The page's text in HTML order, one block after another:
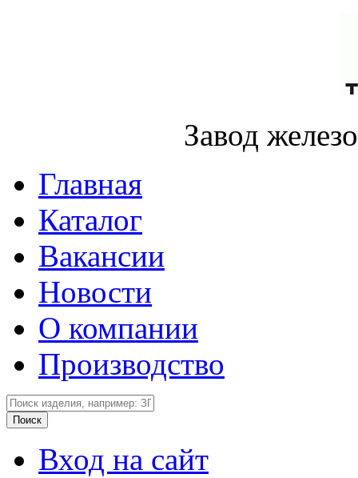
Завод
Главная
Каталог
Вакансии
Новости
О компании
Производство
Вход на сайт